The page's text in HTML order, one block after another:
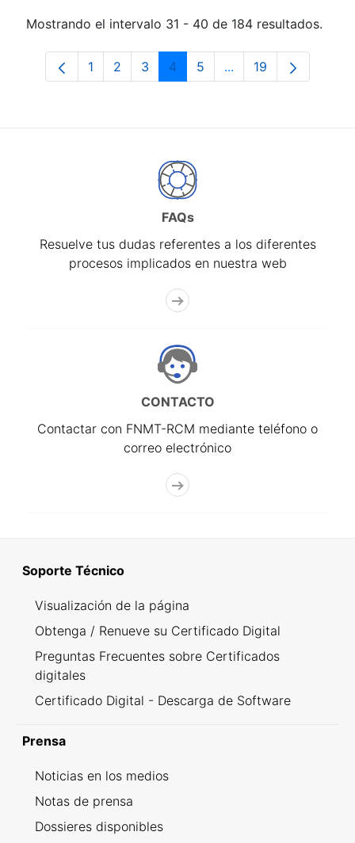
Mostrando el intervalo 31 - 40 de 184 resultados.
Página
1 Página
2 Página
3 Página
4 Página
5 ...Páginas intermedias
Página
19
FAQs
Resuelve tus dudas referentes a los diferentes
procesos implicados en nuestra web
CONTACTO
Contactar con FNMT-RCM mediante teléfono o
correo electrónico
Soporte Técnico
Visualización de la página
Obtenga / Renueve su Certificado Digital
Preguntas Frecuentes sobre Certificados
digitales
Certificado Digital - Descarga de Software
Prensa
Noticias en los medios
Notas de prensa
Dossieres disponibles